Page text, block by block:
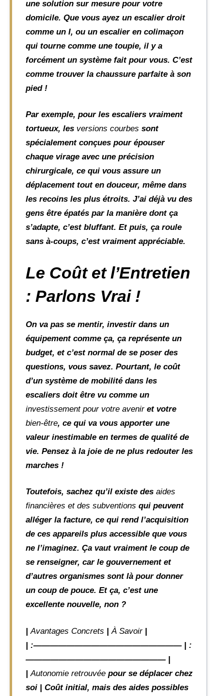
une solution sur mesure pour votre
domicile. Que vous ayez un escalier droit
comme un I, ou un escalier en colimaçon
qui tourne comme une toupie, il y a
forcément un système fait pour vous. C’est
comme trouver la chaussure parfaite à son
pied !
Par exemple, pour les escaliers vraiment
tortueux, les versions courbes sont
spécialement conçues pour épouser
chaque virage avec une précision
chirurgicale, ce qui vous assure un
déplacement tout en douceur, même dans
les recoins les plus étroits. J’ai déjà vu des
gens être épatés par la manière dont ça
s’adapte, c’est bluffant. Et puis, ça roule
sans à-coups, c’est vraiment appréciable.
Le Coût et l’Entretien
: Parlons Vrai !
On va pas se mentir, investir dans un
équipement comme ça, ça représente un
budget, et c’est normal de se poser des
questions, vous savez. Pourtant, le coût
d’un système de mobilité dans les
escaliers doit être vu comme un
investissement pour votre aveniret votre
bien-être, ce qui va vous apporter une
valeur inestimable en termes de qualité de
vie. Pensez à la joie de ne plus redouter les
marches !
Toutefois, sachez qu’il existe des aides
financières et des subventions qui peuvent
alléger la facture, ce qui rend l’acquisition
de ces appareils plus accessible que vous
ne l’imaginez. Ça vaut vraiment le coup de
se renseigner, car le gouvernement et
d’autres organismes sont là pour donner
un coup de pouce. Et ça, c’est une
excellente nouvelle, non ?
| Avantages Concrets | À Savoir|
| :—————————————————— | :
————————————————— |
| Autonomie retrouvée pour se déplacer chez
soi | Coût initial, mais des aides possibles